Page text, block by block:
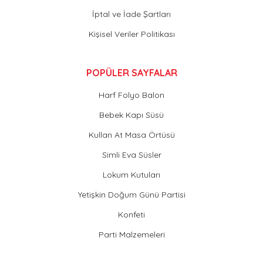
İptal ve İade Şartları
Kişisel Veriler Politikası
POPÜLER SAYFALAR
Harf Folyo Balon
Bebek Kapı Süsü
Kullan At Masa Örtüsü
Simli Eva Süsler
Lokum Kutuları
Yetişkin Doğum Günü Partisi
Konfeti
Parti Malzemeleri